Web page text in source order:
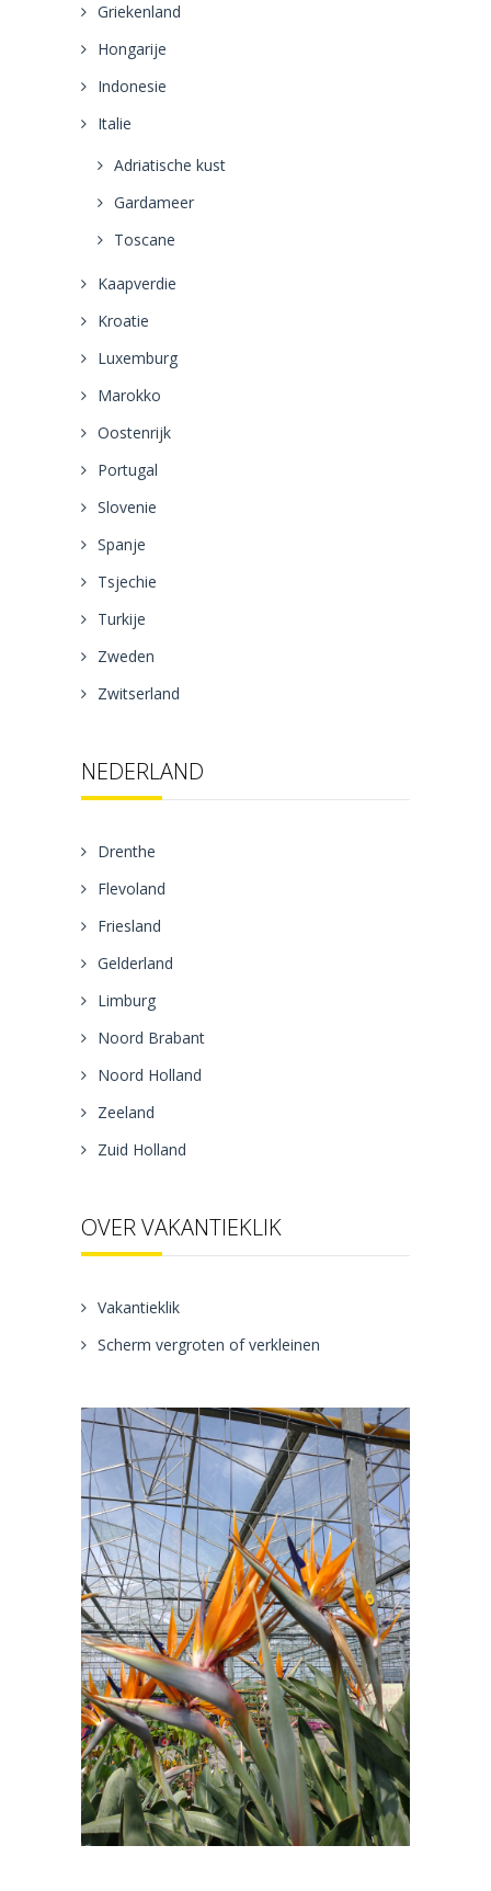
Griekenland
Hongarije
Indonesie
Italie
Adriatische kust
Gardameer
Toscane
Kaapverdie
Kroatie
Luxemburg
Marokko
Oostenrijk
Portugal
Slovenie
Spanje
Tsjechie
Turkije
Zweden
Zwitserland
NEDERLAND
Drenthe
Flevoland
Friesland
Gelderland
Limburg
Noord Brabant
Noord Holland
Zeeland
Zuid Holland
OVER VAKANTIEKLIK
Vakantieklik
Scherm vergroten of verkleinen